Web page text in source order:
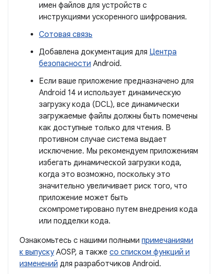
имен файлов для устройств с
инструкциями ускоренного шифрования.
Сотовая связь
Добавлена ​​документация для Центра
безопасности Android.
Если ваше приложение предназначено для
Android 14 и использует динамическую
загрузку кода (DCL), все динамически
загружаемые файлы должны быть помечены
как доступные только для чтения. В
противном случае система выдает
исключение. Мы рекомендуем приложениям
избегать динамической загрузки кода,
когда это возможно, поскольку это
значительно увеличивает риск того, что
приложение может быть
скомпрометировано путем внедрения кода
или подделки кода.
Ознакомьтесь с нашими полными примечаниями
к выпускуAOSP, а также со списком функций и
изменений для разработчиков Android.